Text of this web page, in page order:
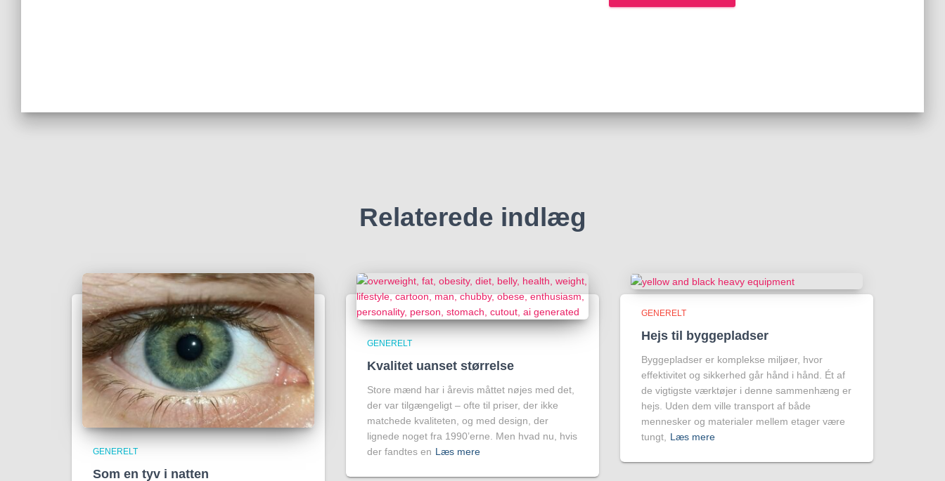
Relaterede indlæg
GENERELT
Som en tyv i natten
GENERELT
Kvalitet uanset størrelse
Store mænd har i årevis måttet nøjes med det,
der var tilgængeligt – ofte til priser, der ikke
matchede kvaliteten, og med design, der
lignede noget fra 1990’erne. Men hvad nu, hvis
der fandtes en Læs mere
GENERELT
Hejs til byggepladser
Byggepladser er komplekse miljøer, hvor
effektivitet og sikkerhed går hånd i hånd. Ét af
de vigtigste værktøjer i denne sammenhæng er
hejs. Uden dem ville transport af både
mennesker og materialer mellem etager være
tungt, Læs mere